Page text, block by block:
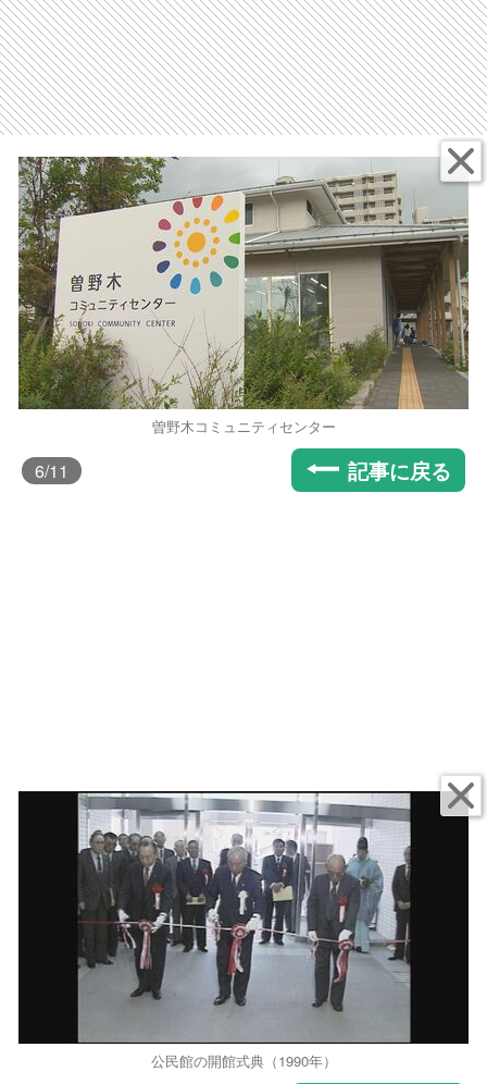
曽野木コミュニティセンター
6/11 記事に戻る
公民館の開館式典（1990年）